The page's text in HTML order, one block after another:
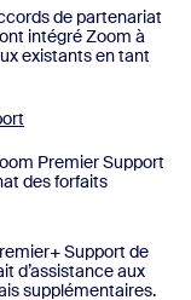
de partenariat
intégré Zoom à
existants en tant
Premier Support
des forfaits
Support de
d’assistance aux
supplémentaires.